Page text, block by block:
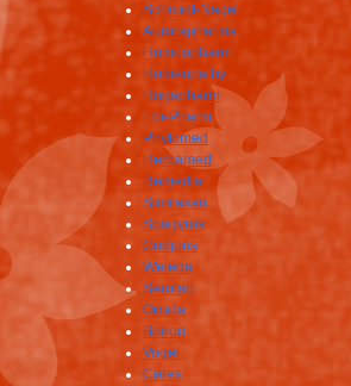
Schmidt-Nagel
Aurorapharma
Homöopharm
Homeopathy
Hogapharm
Ebi-Pharm
Phytomed
Herbamed
Remedia
Similasan
Spagyros
Gudjons
Weleda
Serolab
Omida
Boiron
Vogel
Ceres